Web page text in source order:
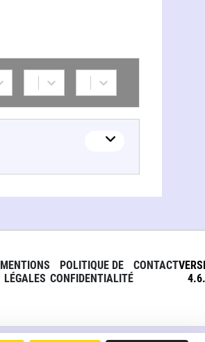
MENTIONS
LÉGALES
POLITIQUE DE
CONFIDENTIALITÉ
CONTACT